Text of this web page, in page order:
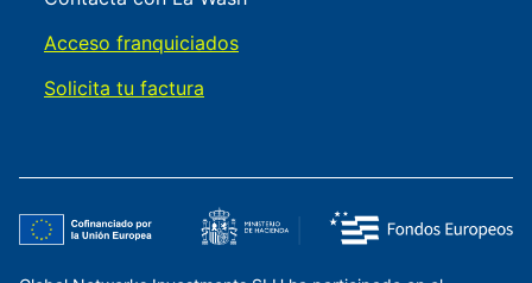
Acceso franquiciados
Solicita tu factura